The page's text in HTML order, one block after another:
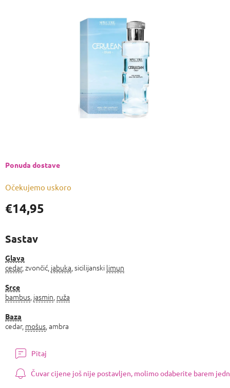
€14,95
Očekujemo uskoro
Ponuda dostave
Sastav
Glava
cedar, zvončić, jabuka , sicilijanski limun
Srce
bambus jasmin ruža
Baza
cedar, mošus , ambra
Pitaj
Čuvar cijene još nije postavljen, molimo odaberite barem